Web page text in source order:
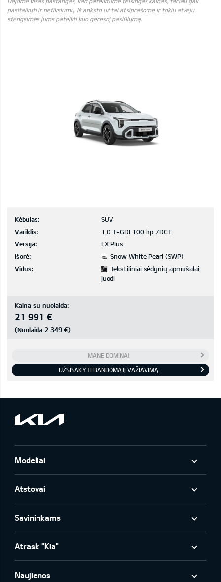
pasitaikyti ir netikslumų. Iš anksto už tai atsiprašome ir tokiu atveju
stengsimės jums pateikti kuo geresnį pasiūlymą.
Kėbulas:
SUV
Variklis:
1,0 T-GDI 100 hp 7DCT
Versija:
LX Plus
Išorė:
Snow White Pearl (SWP)
Vidus:
Tekstiliniai sėdynių apmušalai,
juodi
Kaina su nuolaida:
21 991 €
(Nuolaida 2 349 €)
MANE DOMINA!
UŽSISAKYTI BANDOMĄJĮ VAŽIAVIMĄ
Modeliai
Atstovai
Savininkams
Atrask "Kia"
Naujienos